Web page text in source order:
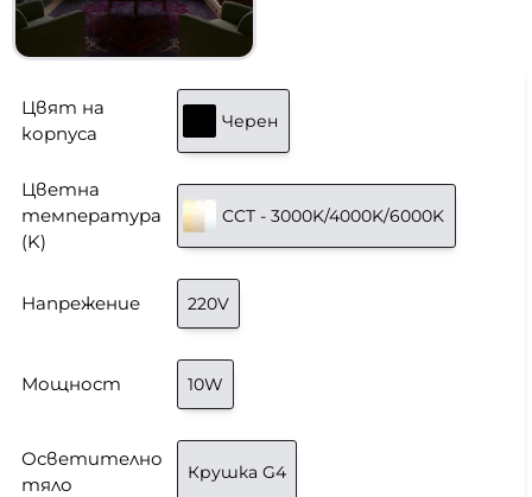
Цвят на
корпуса
Черен
Цветна
температура
(K)
CCT - 3000K/4000K/6000K
Напрежение 220V
Мощност 10W
Осветително
тяло
Крушка G4